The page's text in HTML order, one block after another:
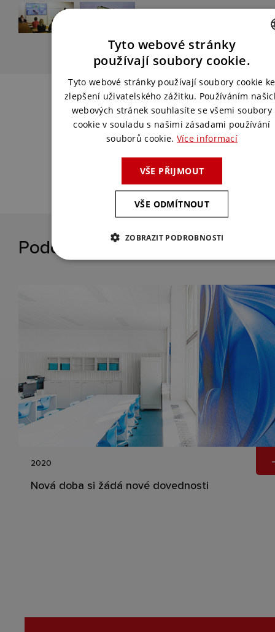
Chcete podobné řešení?
Spojte se s námi a my pro vás vymyslíme
to nejlepší řešení.
KONTAKTUJTE NÁS
Podobné reference
2020
Nová doba si žádá nové dovednosti
ENGLISH
Tyto webové stránky
používají soubory cookie.
Tyto webové stránky používají soubory cookie ke
zlepšení uživatelského zážitku. Používáním
webových stránek souhlasíte se všemi soubory
cookie v souladu s našimi zásadami používání
souborů cookie. Více informací
VŠE PŘIJMOUT
VŠE ODMÍTNOUT
ZOBRAZIT PODROBNOSTI